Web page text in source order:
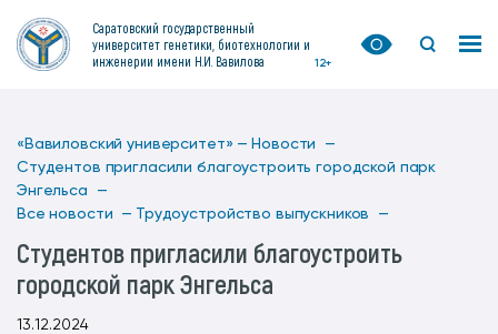
Саратовский государственный
университет генетики, биотехнологии и
инженерии имени Н.И. Вавилова
12+
«Вавиловский университет» — Новости —
Студентов пригласили благоустроить городской парк
Энгельса —
Все новости — Трудоустройство выпускников —
Студентов пригласили благоустроить
городской парк Энгельса
13.12.2024